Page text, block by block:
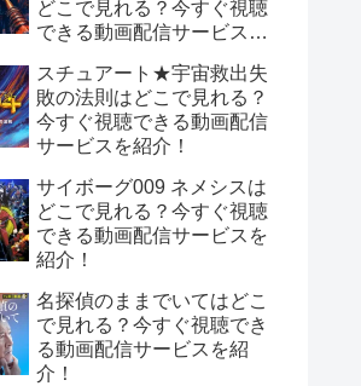
どこで見れる？今すぐ視聴
できる動画配信サービスを
スチュアート★宇宙救出失
敗の法則はどこで見れる？
今すぐ視聴できる動画配信
サービスを紹介！
サイボーグ009 ネメシスは
どこで見れる？今すぐ視聴
できる動画配信サービスを
紹介！
名探偵のままでいてはどこ
で見れる？今すぐ視聴でき
る動画配信サービスを紹
介！